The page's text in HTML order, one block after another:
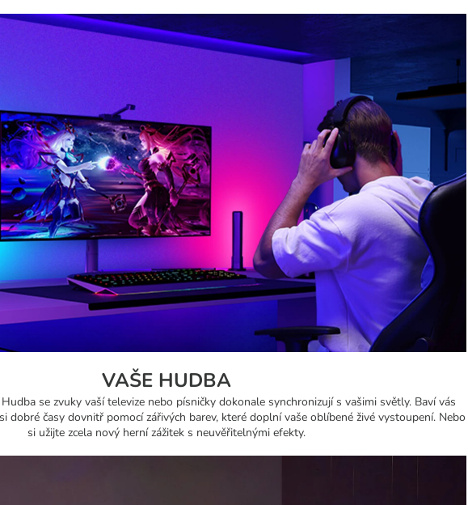
VAŠE HUDBA
se zvuky vaší televize nebo písničky dokonale synchronizují s vašimi světly. Baví vás
dobré časy dovnitř pomocí zářivých barev, které doplní vaše oblíbené živé vystoupení. Nebo
si užijte zcela nový herní zážitek s neuvěřitelnými efekty.